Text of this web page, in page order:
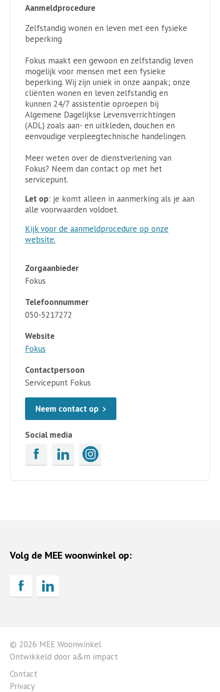
Aanmeldprocedure
Zelfstandig wonen en leven met een fysieke
beperking
Fokus maakt een gewoon en zelfstandig leven
mogelijk voor mensen met een fysieke
beperking. Wij zijn uniek in onze aanpak; onze
cliënten wonen en leven zelfstandig en
kunnen 24/7 assistentie oproepen bij
Algemene Dagelijkse Levensverrichtingen
(ADL) zoals aan- en uitkleden, douchen en
eenvoudige verpleegtechnische handelingen.
Meer weten over de dienstverlening van
Fokus? Neem dan contact op met het
servicepunt.
Let op: je komt alleen in aanmerking als je aan
alle voorwaarden voldoet.
Kijk voor de aanmeldprocedure op onze
website.
Zorgaanbieder
Fokus
Telefoonnummer
050-5217272
Website
Fokus
Contactpersoon
Servicepunt Fokus
Neem contact op
Social media
Volg de MEE woonwinkel op:
© 2026 MEE Woonwinkel
Ontwikkeld door a&m impact
Contact
Privacy